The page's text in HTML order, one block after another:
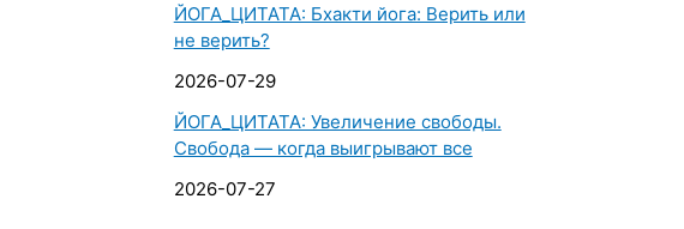
ЙОГА_ЦИТАТА: Бхакти йога: Верить или
не верить?
2026-07-29
ЙОГА_ЦИТАТА: Увеличение свободы.
Свобода — когда выигрывают все
2026-07-27